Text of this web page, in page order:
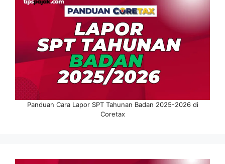
Panduan Cara Lapor SPT Tahunan Badan 2025-2026 di
Coretax